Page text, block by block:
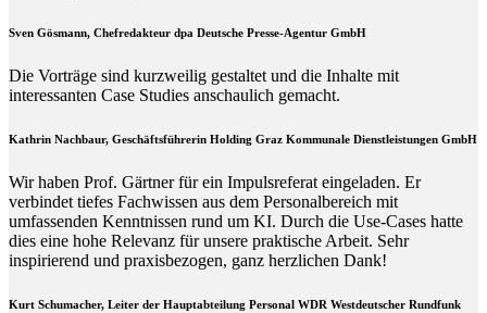
Sven Gösmann, Chefredakteur dpa Deutsche Presse-Agentur GmbH
Die Vorträge sind kurzweilig gestaltet und die Inhalte mit
interessanten Case Studies anschaulich gemacht.
Kathrin Nachbaur, Geschäftsführerin Holding Graz Kommunale Dienstleistungen GmbH
Wir haben Prof. Gärtner für ein Impulsreferat eingeladen. Er
verbindet tiefes Fachwissen aus dem Personalbereich mit
umfassenden Kenntnissen rund um KI. Durch die Use-Cases hatte
dies eine hohe Relevanz für unsere praktische Arbeit. Sehr
inspirierend und praxisbezogen, ganz herzlichen Dank!
Kurt Schumacher, Leiter der Hauptabteilung Personal WDR Westdeutscher Rundfunk